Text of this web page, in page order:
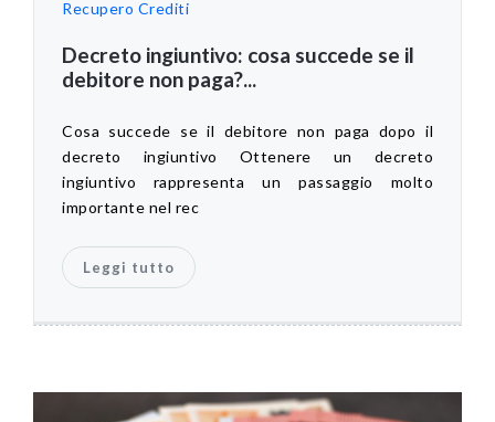
Recupero Crediti
Decreto ingiuntivo: cosa succede se il
debitore non paga?...
Cosa succede se il debitore non paga dopo il
decreto ingiuntivo Ottenere un decreto
ingiuntivo rappresenta un passaggio molto
importante nel rec
Leggi tutto